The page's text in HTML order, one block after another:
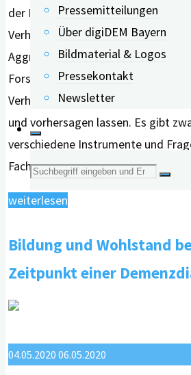
Pressemitteilungen
Über digiDEM Bayern
Bildmaterial & Logos
Pressekontakt
Newsletter
Suche
nach:
der Erkrankung sogenanntes
Verhalten”. Dazu zählen etwa
Aggression oder Schlafprobleme.
Forscherteam hat untersucht, ob
Verhaltensweisen mit technischen
und vorhersagen lassen. Es gibt
verschiedene Instrumente und
Fachleute …
weiterlesen
zur
Vorhersage
Bildung und Wohlstand
Zeitpunkt einer
04.05.202006.05.2020